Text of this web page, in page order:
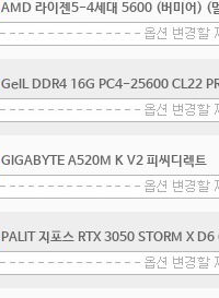
AMD 라이젠5-4세대 5600 (버미어) (
GeIL DDR4 16G PC4-25600 CL22
GIGABYTE A520M K V2 피씨디렉트
PALIT 지포스 RTX 3050 STORM X D6